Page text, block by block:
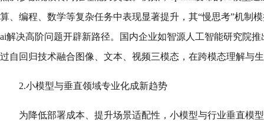
算、编程、数学等复杂任务中表现显著提升，其“慢思考”机制
ai解决高阶问题开辟新路径。国内企业如智源人工智能研究院推
过自回归技术融合图像、文本、视频三模态，在跨模态理解与
2.小模型与垂直领域专业化成新趋势
为降低部署成本、提升场景适配性，小模型与行业垂直模